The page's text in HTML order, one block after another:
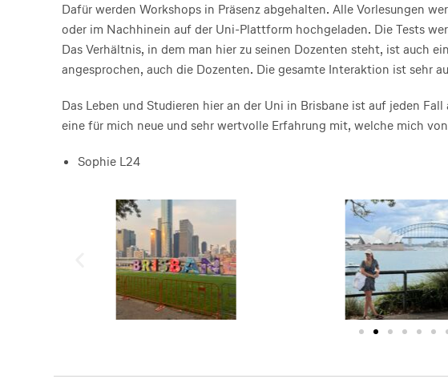
Dafür werden Workshops in Präsenz abgehalten. Alle Vorlesungen
oder im Nachhinein auf der Uni-Plattform hochgeladen. Die Tests
Das Verhältnis, in dem man hier zu seinen Dozenten steht, ist auch
angesprochen, auch die Dozenten. Die gesamte Interaktion ist sehr
Das Leben und Studieren hier an der Uni in Brisbane ist auf jeden
eine für mich neue und sehr wertvolle Erfahrung mit, welche mich
Sophie L24